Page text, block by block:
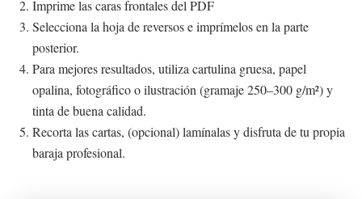
Imprime las caras frontales del PDF
Selecciona la hoja de reversos e imprímelos en la parte
posterior.
Para mejores resultados, utiliza cartulina gruesa, papel
opalina, fotográfico o ilustración (gramaje 250–300 g/m²) y
tinta de buena calidad.
Recorta las cartas, (opcional) lamínalas y disfruta de tu propia
baraja profesional.